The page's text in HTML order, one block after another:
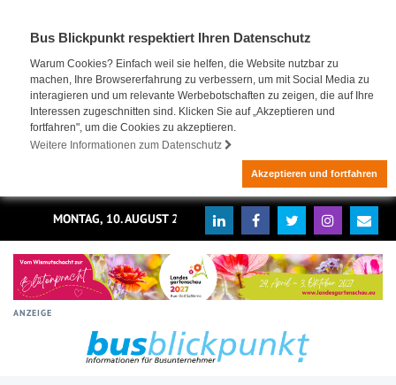
Bus Blickpunkt respektiert Ihren Datenschutz
Warum Cookies? Einfach weil sie helfen, die Website nutzbar zu
machen, Ihre Browsererfahrung zu verbessern, um mit Social Media zu
interagieren und um relevante Werbebotschaften zu zeigen, die auf Ihre
Interessen zugeschnitten sind. Klicken Sie auf „Akzeptieren und
fortfahren", um die Cookies zu akzeptieren.
Weitere Informationen zum Datenschutz
Akzeptieren und fortfahren
MONTAG, 10. AUGUST 2026
ANZEIGE